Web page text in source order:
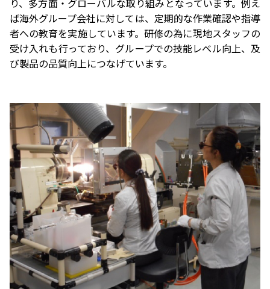
り、多方面・グローバルな取り組みとなっています。例え
ば海外グループ会社に対しては、定期的な作業確認や指導
者への教育を実施しています。研修の為に現地スタッフの
受け入れも行っており、グループでの技能レベル向上、及
び製品の品質向上につなげています。